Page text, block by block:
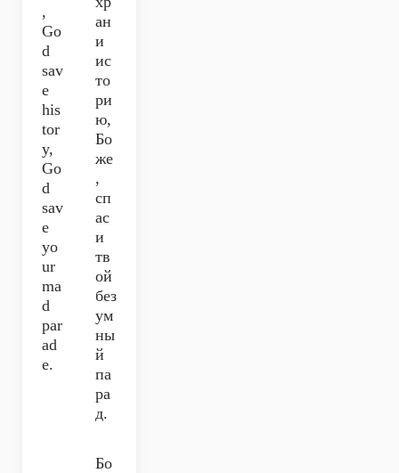
,
Go
d
sav
e
his
tor
y,
Go
d
sav
e
yo
ur
ma
d
par
ad
e.
ан
и
ис
то
ри
ю,
Бо
же
,
сп
ас
и
тв
ой
без
ум
ны
й
па
ра
д.
Бо